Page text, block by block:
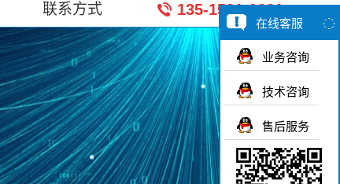
联系方式 135-1581-0281
在线客服
业务咨询
技术咨询
售后服务